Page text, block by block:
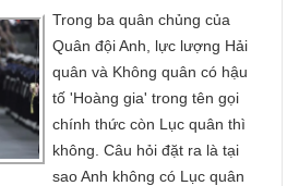
Trong ba quân chủng của
Quân đội Anh, lực lượng Hải
quân và Không quân có hậu
tố 'Hoàng gia' trong tên gọi
chính thức còn Lục quân thì
không. Câu hỏi đặt ra là tại
sao Anh không có Lục quân